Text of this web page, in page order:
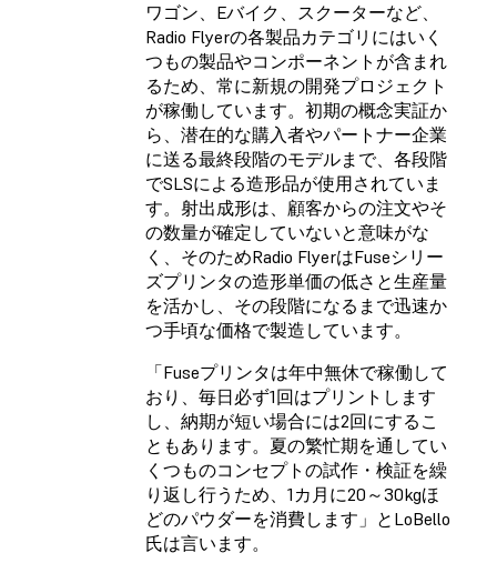
ワゴン、Eバイク、スクーターなど、
Radio Flyerの各製品カテゴリにはいく
つもの製品やコンポーネントが含まれ
るため、常に新規の開発プロジェクト
が稼働しています。初期の概念実証か
ら、潜在的な購入者やパートナー企業
に送る最終段階のモデルまで、各段階
でSLSによる造形品が使用されていま
す。射出成形は、顧客からの注文やそ
の数量が確定していないと意味がな
く、そのためRadio FlyerはFuseシリー
ズプリンタの造形単価の低さと生産量
を活かし、その段階になるまで迅速か
つ手頃な価格で製造しています。
「Fuseプリンタは年中無休で稼働して
おり、毎日必ず1回はプリントします
し、納期が短い場合には2回にするこ
ともあります。夏の繁忙期を通してい
くつものコンセプトの試作・検証を繰
り返し行うため、1カ月に20～30kgほ
どのパウダーを消費します」とLoBello
氏は言います。